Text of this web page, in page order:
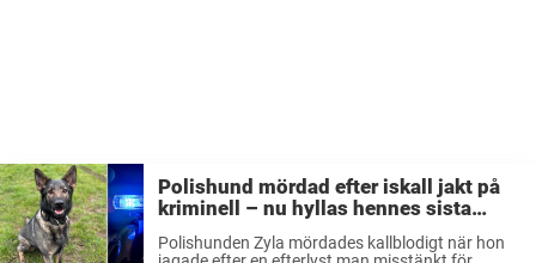
Polishund mördad efter iskall jakt på
kriminell – nu hyllas hennes sista
Polishunden Zyla mördades kallblodigt när hon